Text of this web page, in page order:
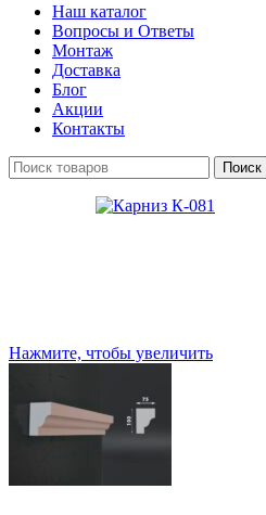
Наш каталог
Вопросы и Ответы
Монтаж
Доставка
Блог
Акции
Контакты
Поиск
Нажмите, чтобы увеличить